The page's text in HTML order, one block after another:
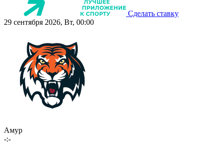
Сделать ставку
29 сентября 2026, Вт, 00:00
Амур
-:-